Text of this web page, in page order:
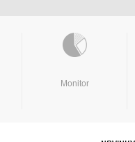
Monitor